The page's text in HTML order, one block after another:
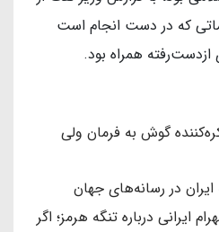
که در دست انجام است
ازدست‌رفته همراه بود.
گوش به فرمان ولی
ایران در رسانه‌های جهان
ایرانی درباره تنگه هرمز؛ اگر